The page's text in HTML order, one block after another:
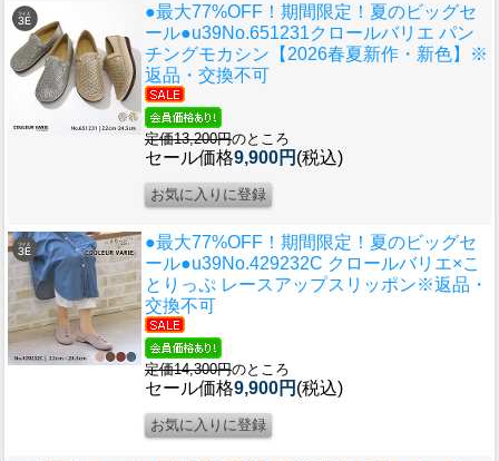
●最大77%OFF！期間限定！夏のビッグセ
ール●u39No.651231クロールバリエ パン
チングモカシン【2026春夏新作・新色】※
返品・交換不可
定価13,200円のところ
セール価格9,900円 (税込)
●最大77%OFF！期間限定！夏のビッグセ
ール●u39No.429232C クロールバリエ×こ
とりっぷ レースアップスリッポン※返品・
交換不可
定価14,300円のところ
セール価格9,900円 (税込)